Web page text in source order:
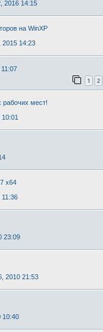
2016 14:15
на WinXP
2015 14:23
1 2
рабочих мест!
x64
11:36
23:09
2010 21:53
10:40